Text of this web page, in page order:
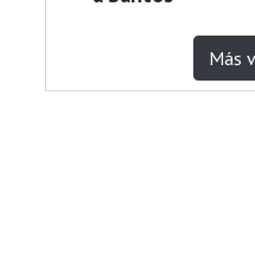
Más